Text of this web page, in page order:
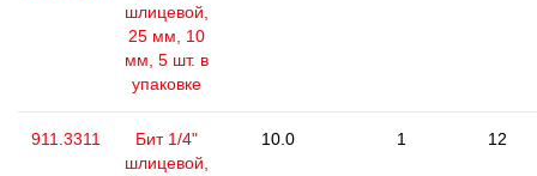
шлицевой,
25 мм, 10
мм, 5 шт. в
упаковке
911.3311
Бит 1/4"
шлицевой,
10.0 1 12